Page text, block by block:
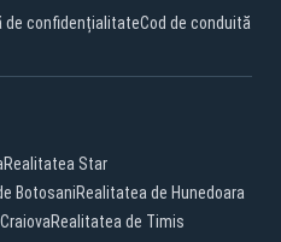
de confidențialitateCod de conduită
Realitatea Star
BotosaniRealitatea de Hunedoara
Realitatea de Timis